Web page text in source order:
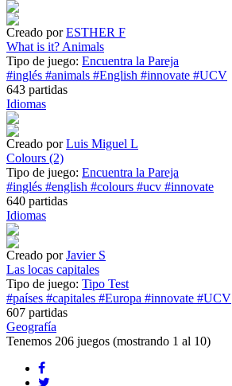
Creado porESTHER F
What is it? Animals
Tipo de juego: Encuentra la Pareja
#inglés #animals #English #innovate #UCV
643 partidas
Idiomas
Creado porLuis Miguel L
Colours (2)
Tipo de juego: Encuentra la Pareja
#inglés #english #colours #ucv #innovate
640 partidas
Idiomas
Creado porJavier S
Las locas capitales
Tipo de juego: Tipo Test
#países #capitales #Europa #innovate #UCV
607 partidas
Geografía
Tenemos 206 juegos (mostrando 1 al 10)